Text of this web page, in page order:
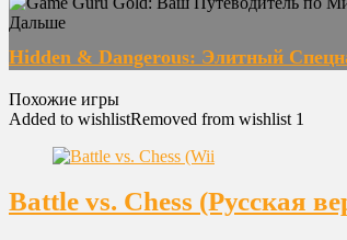
Дальше
Hidden & Dangerous: Элитный
Похожие игры
Added to wishlistRemoved from wishlist 1
Battle vs. Chess (Русская